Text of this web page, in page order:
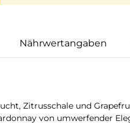
Nährwertangaben
Zitrusschale und
von umwerfender